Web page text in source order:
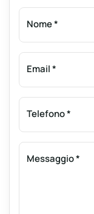
Nome*
Email*
Telefono*
Messaggio*